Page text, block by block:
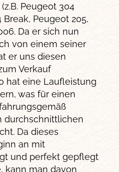
Peugeot 304
Peugeot 205,
Da er sich nun
von einem seiner
er uns diesen
Verkauf
hat eine Laufleistung
was für einen
durchschnittlichen
Da dieses
an mit
und perfekt gepflegt
kann man davon